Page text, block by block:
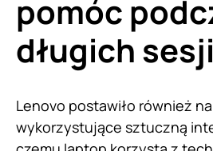
pomóc
długich sesji
Lenovo postawiło również
wykorzystujące sztuczną